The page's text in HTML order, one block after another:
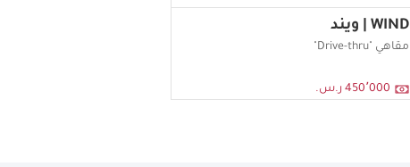
WIND | ويند
مقاهي "Drive-thru"
450٬000 ر.س.